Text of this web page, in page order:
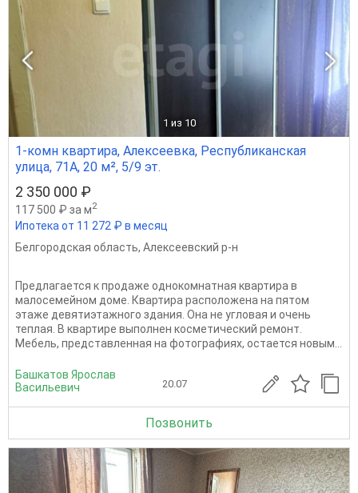
1 из 10
1-комн квартира, Алексеевка, Республиканская
улица, 71А, 20 м², 5/9 эт.
2 350 000 ₽
117 500 ₽ за м2
Ипотека от 11 272 ₽ в месяц
Белгородская область, Алексеевский р-н
Предлагается к продаже однокомнатная квартира в
малосемейном доме. Квартира расположена на пятом
этаже девятиэтажного здания. Она не угловая и очень
теплая. В квартире выполнен косметический ремонт.
Мебель, представленная на фотографиях, остается новым...
Башкатов Ярослав
Васильевич
20.07
Позвонить